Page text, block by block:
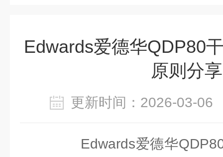
Edwards爱德华QDP80
原则分享
更新时间：2026-03-
Edwards爱德华QDP80